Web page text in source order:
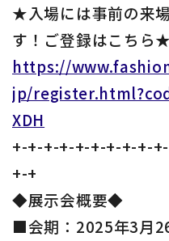
★入場には事前の来
す！ご登録はこちら★
https://
jp/
XDH
+-+-+-+-+-+-+-+-+-
+-+
◆展示会概要◆
■会期：2025年3月